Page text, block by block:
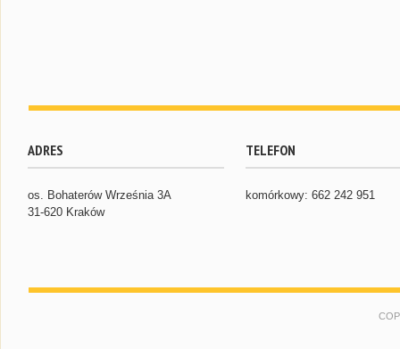
ADRES
os. Bohaterów Września 3A
31-620 Kraków
TELEFON
komórkowy: 662 242 951